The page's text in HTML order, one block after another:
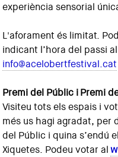
experiència sensorial
L'aforament és limitat.
indicant l’hora del passi
info@acelobertfestival.cat
Premi del Públic i Premi
Visiteu tots els espais i
més us hagi agradat, per
del Públic i quina s’endú
Xiquetes. Podeu votar al